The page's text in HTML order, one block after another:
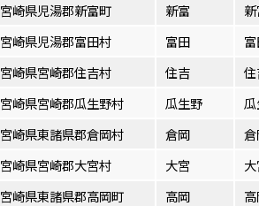
宮崎県児湯郡新富町 新富
宮崎県児湯郡富田村 富田
宮崎県宮崎郡住吉村 住吉
宮崎県宮崎郡瓜生野村 瓜生野
宮崎県東諸県郡倉岡村 倉岡
宮崎県宮崎郡大宮村 大宮
宮崎県東諸県郡高岡町 高岡